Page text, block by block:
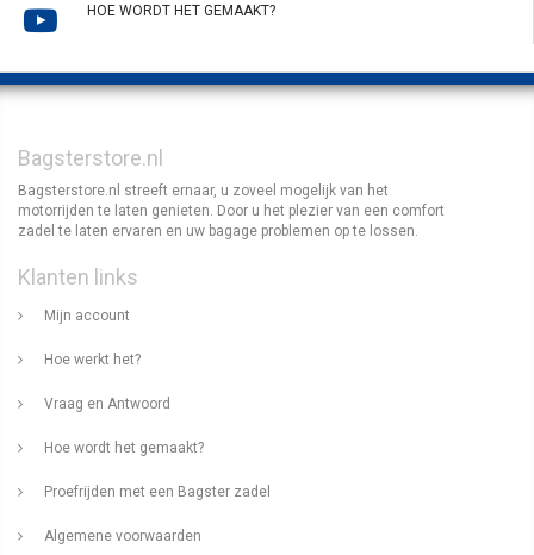
HOE WORDT HET GEMAAKT?
Bagsterstore.nl
Bagsterstore.nl streeft ernaar, u zoveel mogelijk van het
motorrijden te laten genieten. Door u het plezier van een comfort
zadel te laten ervaren en uw bagage problemen op te lossen.
Klanten links
Mijn account
Hoe werkt het?
Vraag en Antwoord
Hoe wordt het gemaakt?
Proefrijden met een Bagster zadel
Algemene voorwaarden